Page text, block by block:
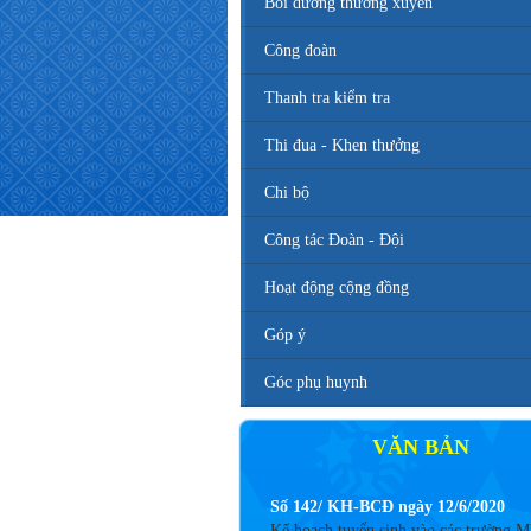
Công đoàn
Thanh tra kiểm tra
Thi đua - Khen thưởng
Chi bộ
Công tác Đoàn - Đội
Hoạt động cộng đồng
Góp ý
Góc phụ huynh
VĂN BẢN
TH, THCS năm học 2020 - 2021.